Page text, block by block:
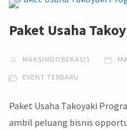
Paket Usaha
MAKSINDOBEKASI1
EVENT TERBARU
Paket Usaha Takoyaki
ambil peluang bisnis